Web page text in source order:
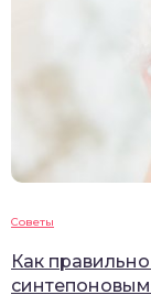
Советы
Как